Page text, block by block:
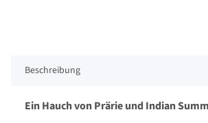
Beschreibung
Ein Hauch von Prärie und Indian